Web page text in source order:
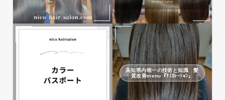
高知県内唯一の技術と知識 髪
質改善menu『ｹﾐｶﾚｰｼｮﾝ』